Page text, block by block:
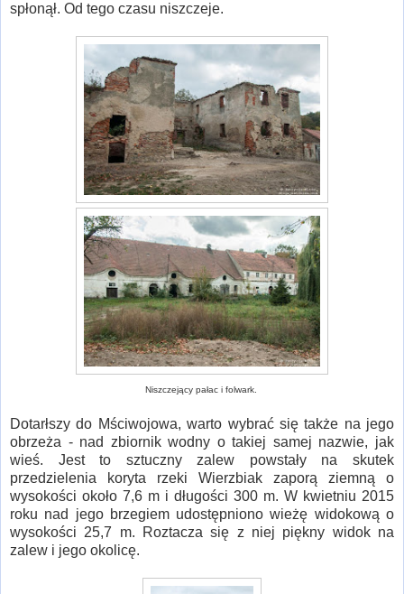
spłonął. Od tego czasu niszczeje.
Niszczejący pałac i folwark.
Dotarłszy do Mściwojowa, warto wybrać się także na jego
obrzeża - nad zbiornik wodny o takiej samej nazwie, jak
wieś. Jest to sztuczny zalew powstały na skutek
przedzielenia koryta rzeki Wierzbiak zaporą ziemną o
wysokości około 7,6 m i długości 300 m. W kwietniu 2015
roku nad jego brzegiem udostępniono wieżę widokową o
wysokości 25,7 m. Roztacza się z niej piękny widok na
zalew i jego okolicę.